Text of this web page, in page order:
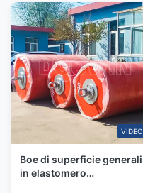
VIDEO
Boe di superficie generali
in elastomero